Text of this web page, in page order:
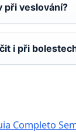
při veslování?
i při
Completo